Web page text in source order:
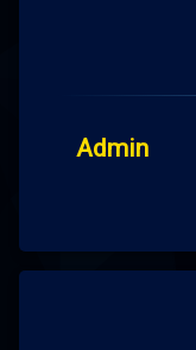
Admin